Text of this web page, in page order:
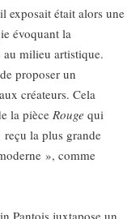
exposait était alors une
évoquant la
milieu artistique.
proposer un
créateurs. Cela
la pièce Rouge qui
reçu la plus grande
», comme
Pantois juxtapose un